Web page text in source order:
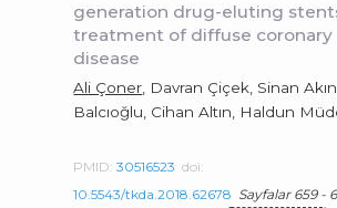
generation drug-eluting
treatment of diffuse coronary
disease
Ali Çoner , Davran Çiçek, Sinan
Balcıoğlu, Cihan Altın, Haldun
PMID:30516523 doi:
10.5543/tkda.2018.62678 Sayfalar 659 -